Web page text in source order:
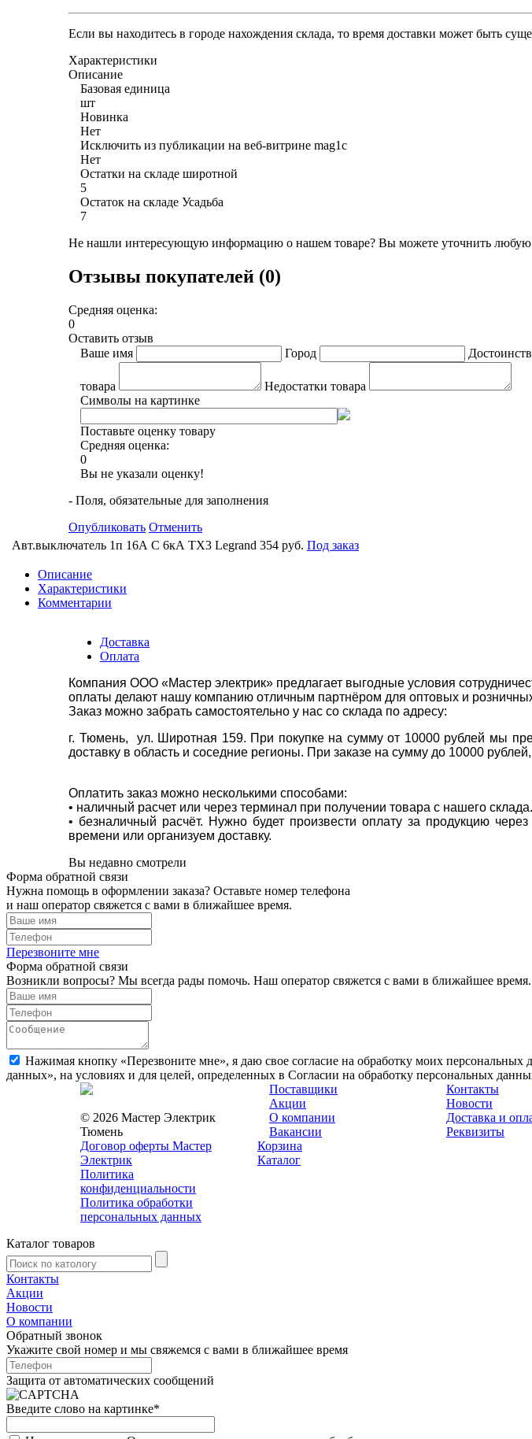
Если вы находитесь в городе нахождения склада, то время доставки может быть
Характеристики
Описание
Базовая единица
шт
Новинка
Нет
Исключить из публикации на веб-витрине mag1c
Нет
Остатки на складе широтной
5
Остаток на складе Усадьба
7
Не нашли интересующую информацию о нашем товаре? Вы можете уточнить
Отзывы покупателей (0)
Средняя оценка:
0
Оставить отзыв
Ваше имя
Город
товара
Недостатки товара
Символы на картинке
Поставьте оценку товару
Средняя оценка:
0
Вы не указали оценку!
- Поля, обязательные для заполнения
Опубликовать Отменить
Авт.выключатель 1п 16А С 6кА TX3 Legrand 354 руб. Под заказ
Описание
Характеристики
Комментарии
Доставка
Оплата
Компания ООО «Мастер электрик» предлагает выгодные условия
оплаты делают нашу компанию отличным партнёром для оптовых и
Заказ можно забрать самостоятельно у нас со склада по адресу:
г. Тюмень, ул. Широтная 159. При покупке на сумму от 10000 рублей мы
доставку в область и соседние регионы. При заказе на сумму до 10000
Оплатить заказ можно несколькими способами:
• наличный расчет или через терминал при получении товара с нашего склада.
• безналичный расчёт. Нужно будет произвести оплату за продукцию
времени или организуем доставку.
Вы недавно смотрели
Форма обратной связи
Нужна помощь в оформлении заказа? Оставьте номер телефона
и наш оператор свяжется с вами в ближайшее время.
Перезвоните мне
Форма обратной связи
Возникли вопросы? Мы всегда рады помочь. Наш оператор свяжется с вами в ближайшее время.
Нажимая кнопку «Перезвоните мне», я даю свое согласие на обработку моих
данных», на условиях и для целей, определенных в Согласии на обработку персональных
© 2026 Мастер Электрик
Тюмень
Договор оферты Мастер
Электрик
Политика
конфиденциальности
Политика обработки
персональных данных
Поставщики
Контакты
Акции
Новости
О компании
Доставка и
Вакансии
Реквизиты
Корзина
Каталог
Каталог товаров
Контакты
Акции
Новости
О компании
Обратный звонок
Укажите свой номер и мы свяжемся с вами в ближайшее время
Защита от автоматических сообщений
Введите слово на картинке*